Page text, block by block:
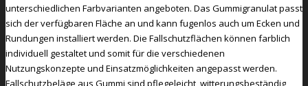
unterschiedlichen Farbvarianten angeboten. Das Gummigranulat passt
sich der verfügbaren Fläche an und kann fugenlos auch um Ecken und
Rundungen installiert werden. Die Fallschutzflächen können farblich
individuell gestaltet und somit für die verschiedenen
Nutzungskonzepte und Einsatzmöglichkeiten angepasst werden.
Fallschutzbeläge aus Gummi sind pflegeleicht, witterungsbeständig,